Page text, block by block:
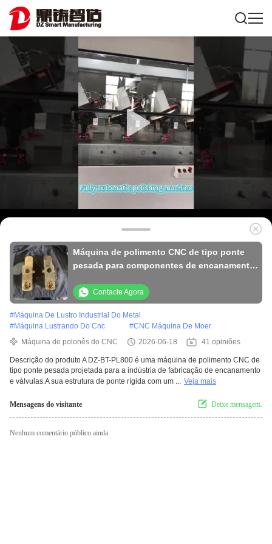
Máquina de polimento CNC de tipo ponte
pesada para componentes de encanamento
Contacte Agora
#Máquina De Lustro Industrial Do Metal
#Máquina Lustrando Do Cnc #CNC Máquina De Moer
Máquina de polonês do CNC
2026-06-18 41 opiniões
Descrição do produto A DZ-BT-PL800 é uma máquina de polimento CNC de
tipo ponte pesada projetada para a indústria de fabricação de encanamento
e válvulas.A sua estrutura de ponte rígida com um ... Veja mais
Mensagens do visitante Deixe mensagem.
Nenhum comentário público ainda